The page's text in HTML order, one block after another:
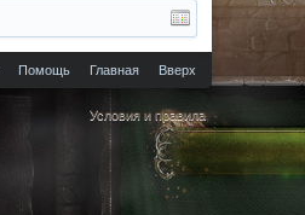
Помощь Главная Вверх
Условия и правила